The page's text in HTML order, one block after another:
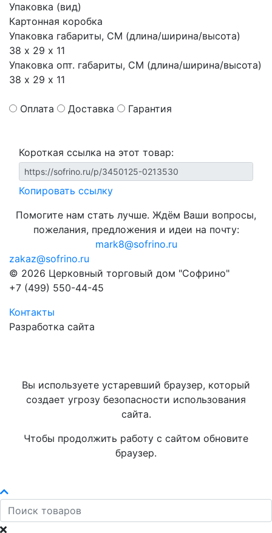
Упаковка (вид)
Картонная коробка
Упаковка габариты, СМ (длина/ширина/высота)
38 х 29 х 11
Упаковка опт. габариты, СМ (длина/ширина/высота)
38 х 29 х 11
Оплата Доставка Гарантия
Короткая ссылка на этот товар:
Копировать ссылку
Помогите нам стать лучше. Ждём Ваши вопросы,
пожелания, предложения и идеи на почту:
mark8@sofrino.ru
zakaz@sofrino.ru
© 2026 Церковный торговый дом "Софрино"
+7 (499) 550-44-45
Контакты
Разработка сайта
Вы используете устаревший браузер, который
создает угрозу безопасности использования
сайта.
Чтобы продолжить работу с сайтом обновите
браузер.